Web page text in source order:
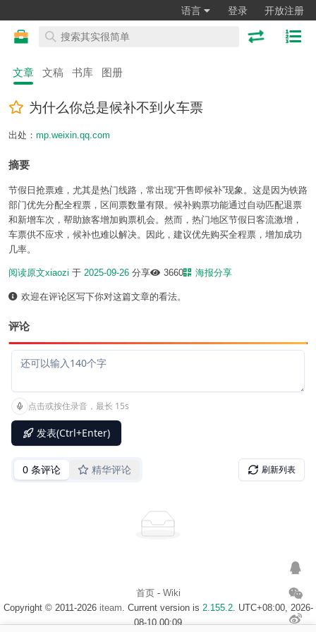
语言 登录 开放注册
文章 文稿 书库 图册
为什么你总是候补不到火车票
出处： mp.weixin.qq.com
摘要
节假日抢票难，尤其是热门线路，常出现“开售即候补”现象。这是因为铁路
部门优先分配全程票，区间票数量有限。候补购票功能通过自动匹配退票
和新增车次，帮助旅客增加购票机会。然而，热门地区节假日客流激增，
车票供不应求，候补也难以解决。因此，建议优先购买全程票，增加成功
几率。
阅读原文xiaozi 于 2025-09-26 分享 3660 海报分享
欢迎在评论区写下你对这篇文章的看法。
评论
首页- Wiki
Copyright © 2011-2026 iteam. Current version is 2.155.2. UTC+08:00, 2026-
08-10 00:09